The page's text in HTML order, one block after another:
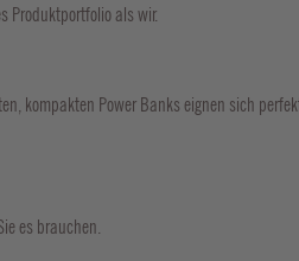
Produktportfolio als wir.
kompakten Power Banks eignen sich
es brauchen.